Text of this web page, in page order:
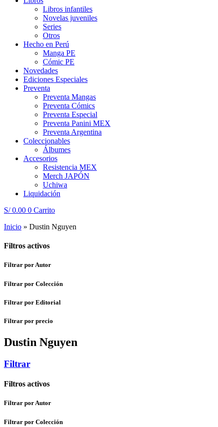
Libros infantiles
Novelas juveniles
Series
Otros
Hecho en Perú
Manga PE
Cómic PE
Novedades
Ediciones Especiales
Preventa
Preventa Mangas
Preventa Cómics
Preventa Especial
Preventa Panini MEX
Preventa Argentina
Coleccionables
Álbumes
Accesorios
Resistencia MEX
Merch JAPÓN
Uchiwa
Liquidación
S/0.00 0 Carrito
Inicio » Dustin Nguyen
Filtros activos
Filtrar por Autor
Filtrar por Colección
Filtrar por Editorial
Filtrar por precio
Dustin Nguyen
Filtrar
Filtros activos
Filtrar por Autor
Filtrar por Colección